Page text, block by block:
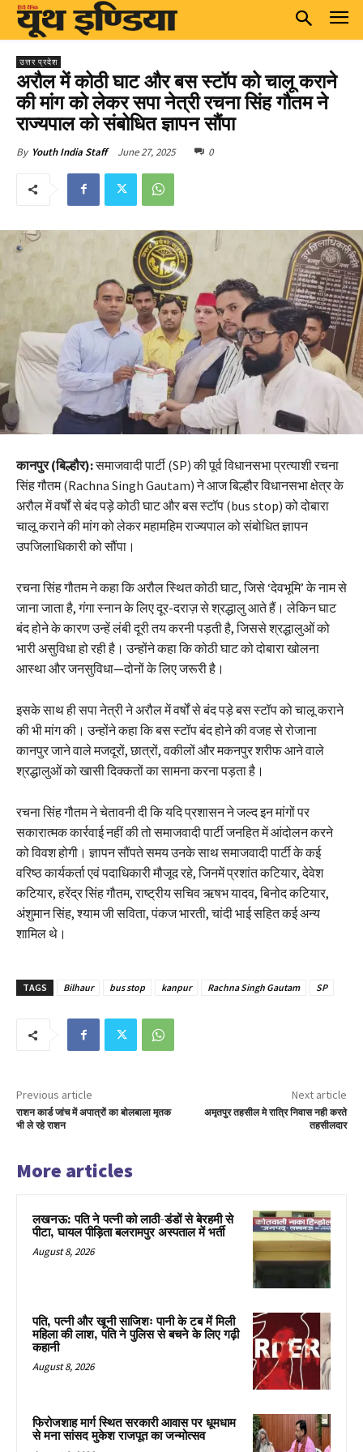
उत्तर प्रदेश
अरौल में कोठी घाट और बस स्टॉप को चालू कराने
की मांग को लेकर सपा नेत्री रचना सिंह गौतम ने
राज्यपाल को संबोधित ज्ञापन सौंपा
By Youth India Staff June 27, 2025 0
कानपुर (बिल्हौर):समाजवादी पार्टी (SP) की पूर्व विधानसभा प्रत्याशी रचना
सिंह गौतम (Rachna Singh Gautam) ने आज बिल्हौर विधानसभा क्षेत्र के
अरौल में वर्षों से बंद पड़े कोठी घाट और बस स्टॉप (bus stop) को दोबारा
चालू कराने की मांग को लेकर महामहिम राज्यपाल को संबोधित ज्ञापन
उपजिलाधिकारी को सौंपा।
रचना सिंह गौतम ने कहा कि अरौल स्थित कोठी घाट, जिसे ‘देवभूमि’ के नाम से
जाना जाता है, गंगा स्नान के लिए दूर-दराज़ से श्रद्धालु आते हैं। लेकिन घाट
बंद होने के कारण उन्हें लंबी दूरी तय करनी पड़ती है, जिससे श्रद्धालुओं को
भारी असुविधा हो रही है। उन्होंने कहा कि कोठी घाट को दोबारा खोलना
आस्था और जनसुविधा—दोनों के लिए जरूरी है।
इसके साथ ही सपा नेत्री ने अरौल में वर्षों से बंद पड़े बस स्टॉप को चालू कराने
की भी मांग की। उन्होंने कहा कि बस स्टॉप बंद होने की वजह से रोजाना
कानपुर जाने वाले मजदूरों, छात्रों, वकीलों और मकनपुर शरीफ आने वाले
श्रद्धालुओं को खासी दिक्कतों का सामना करना पड़ता है।
रचना सिंह गौतम ने चेतावनी दी कि यदि प्रशासन ने जल्द इन मांगों पर
सकारात्मक कार्रवाई नहीं की तो समाजवादी पार्टी जनहित में आंदोलन करने
को विवश होगी। ज्ञापन सौंपते समय उनके साथ समाजवादी पार्टी के कई
वरिष्ठ कार्यकर्ता एवं पदाधिकारी मौजूद रहे, जिनमें प्रशांत कटियार, देवेश
कटियार, हरेंद्र सिंह गौतम, राष्ट्रीय सचिव ऋषभ यादव, बिनोद कटियार,
अंशुमान सिंह, श्याम जी सविता, पंकज भारती, चांदी भाई सहित कई अन्य
शामिल थे।
TAGS Bilhaur bus stop kanpur Rachna Singh Gautam SP
Previous article
राशन कार्ड जांच में अपात्रों का बोलबाला मृतक
भी ले रहे राशन
Next article
अमृतपुर तहसील मे रात्रि निवास नही करते
तहसीलदार
More articles
लखनऊ: पति ने पत्नी को लाठी-डंडों से बेरहमी से
पीटा, घायल पीड़िता बलरामपुर अस्पताल में भर्ती
August 8, 2026
पति, पत्नी और खूनी साजिशः पानी के टब में मिली
महिला की लाश, पति ने पुलिस से बचने के लिए गढ़ी
कहानी
August 8, 2026
फिरोजशाह मार्ग स्थित सरकारी आवास पर धूमधाम
से मना सांसद मुकेश राजपूत का जन्मोत्सव